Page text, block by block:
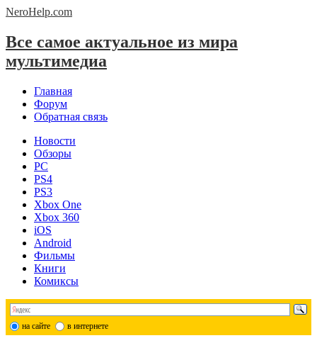
NeroHelp.com
Все самое актуальное из мира
мультимедиа
Главная
Форум
Обратная связь
Новости
Обзоры
PC
PS4
PS3
Xbox One
Xbox 360
iOS
Android
Фильмы
Книги
Комиксы
на сайте в интернете